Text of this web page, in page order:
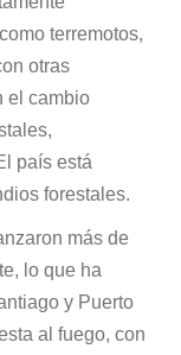
terremotos,
otras
el cambio
país está
forestales.
más de
lo que ha
y Puerto
al fuego, con